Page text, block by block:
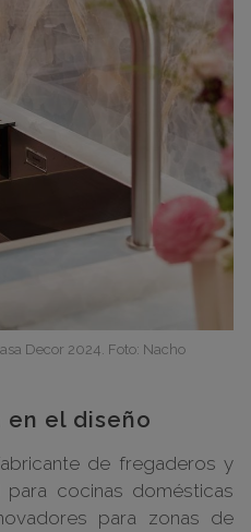
Decor 2024. Foto: Nacho
en el diseño
de fregaderos y
cocinas domésticas
para zonas de